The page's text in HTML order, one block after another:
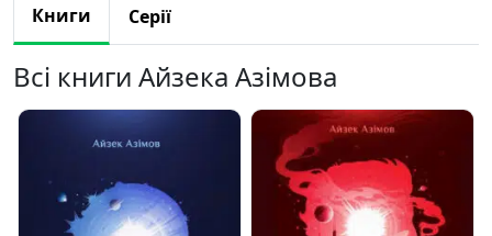
Книги Серії
Всі книги Айзека Азімова